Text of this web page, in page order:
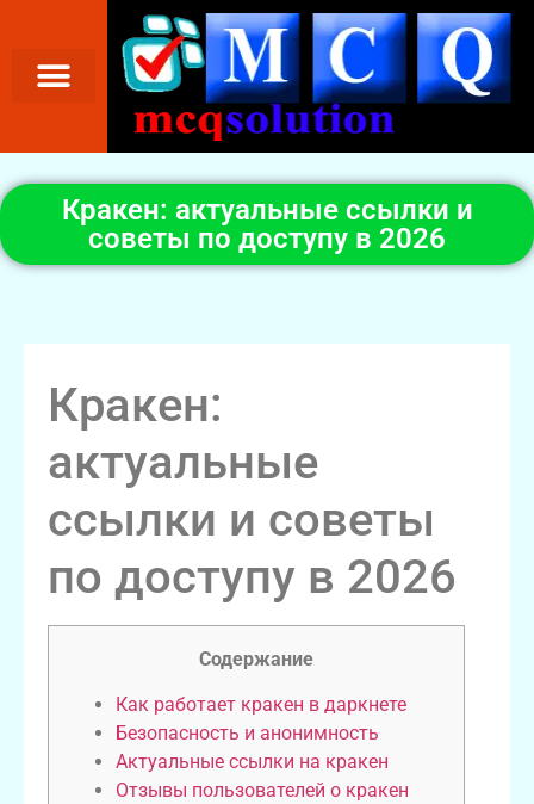
Кракен: актуальные ссылки и
советы по доступу в 2026
Кракен:
актуальные
ссылки и советы
по доступу в 2026
Содержание
Как работает кракен в даркнете
Безопасность и анонимность
Актуальные ссылки на кракен
Отзывы пользователей о кракен